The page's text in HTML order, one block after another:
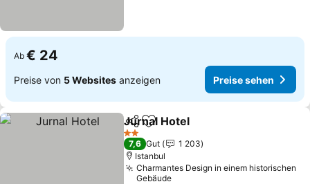
Ab € 24
Preise von 5 Websites anzeigen Preise sehen
TeilenZu Favoriten hinzufügen
Jurnal Hotel
2 Sterne
7,6 Gut
1 203
Istanbul
Charmantes Design in einem historischen
Gebäude